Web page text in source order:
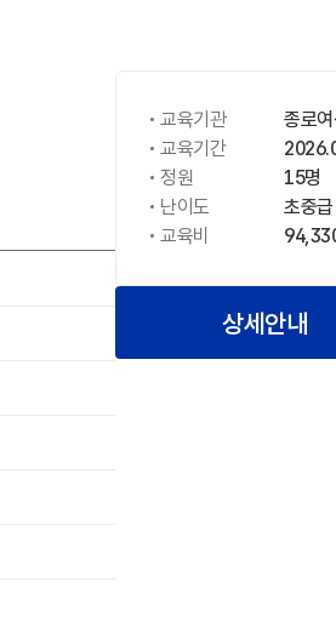
교육기관
종로
교육기간
정원
15명
난이도
초중급
교육비
상세안내